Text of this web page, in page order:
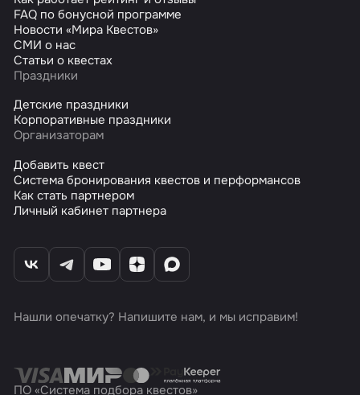
FAQ по бонусной программе
Новости «Мира Квестов»
СМИ о нас
Статьи о квестах
Праздники
Детские праздники
Корпоративные праздники
Организаторам
Добавить квест
Система бронирования квестов и перформансов
Как стать партнером
Личный кабинет партнера
Нашли опечатку? Напишите нам, и мы исправим!
ПО «Система подбора квестов»